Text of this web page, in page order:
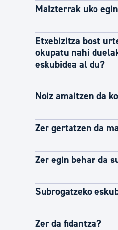
Maizterrak uko
Etxebizitza bost
okupatu nahi
eskubidea al du?
Noiz amaitzen da
Zer gertatzen da
Zer egin behar da
Subrogatzeko
Zer da fidantza?